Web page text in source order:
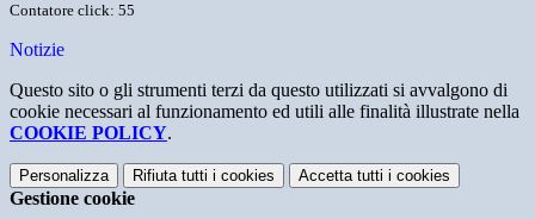
Contatore click: 55
Notizie
Questo sito o gli strumenti terzi da questo utilizzati si avvalgono di
cookie necessari al funzionamento ed utili alle finalità illustrate nella
COOKIE POLICY.
Personalizza Rifiuta tutti i cookies Accetta tutti i cookies
Gestione cookie